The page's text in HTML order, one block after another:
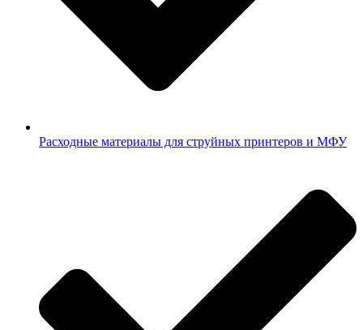
Расходные материалы для струйных принтеров и МФУ